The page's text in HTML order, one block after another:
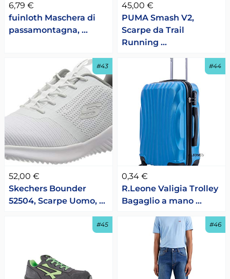
6,79 €
fuinloth Maschera di
passamontagna, …
45,00 €
PUMA Smash V2,
Scarpe da Trail
Running …
#43
52,00 €
Skechers Bounder
52504, Scarpe Uomo, …
#44
0,34 €
R.Leone Valigia Trolley
Bagaglio a mano …
#45 #46